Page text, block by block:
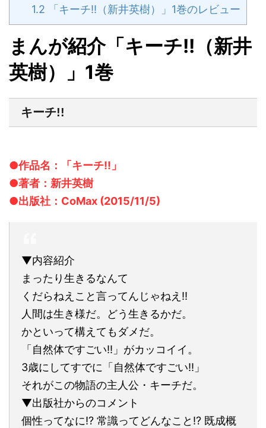
1.2 「キーチ!!（新井英樹）」1巻のレビュー
まんが紹介「キーチ!!（新井
英樹）」1巻
キーチ!!
●作品名：「キーチ!!」
●著者：新井英樹
●出版社：CoMax (2015/11/5)
▼内容紹介
まったり生きるなんて
くだらねえこと言ってんじゃねえ!!
人間は生き様だ。どう生きるかだ。
かといって構えてもダメだ。
「自然体ですごい!!」がカッコイイ。
3歳にしてすでに「自然体ですごい!!」
それがこの物語の主人公・キーチだ。
▼出版社からのコメント
個性ってなに!? 常識ってどんなこと!? 既成概